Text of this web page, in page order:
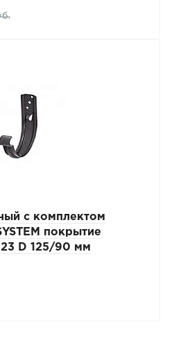
с комплектом
покрытие
23 D 125/90 мм